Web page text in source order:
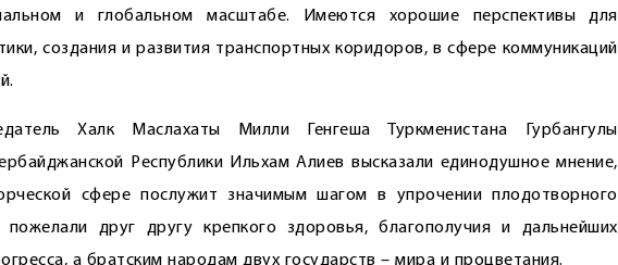
и глобальном масштабе. Имеются хорошие перспективы для
создания и развития транспортных коридоров, в сфере коммуникаций
Халк Маслахаты Милли Генгеша Туркменистана Гурбангулы
Республики Ильхам Алиев высказали единодушное мнение,
сфере послужит значимым шагом в упрочении плодотворного
друг другу крепкого здоровья, благополучия и дальнейших
а братским народам двух государств – мира и процветания.